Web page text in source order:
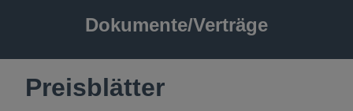
Dokumente/Verträge
Preisblätter